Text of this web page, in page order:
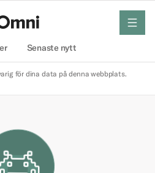
Senaste nytt
meny
för dina data på denna webbplats.